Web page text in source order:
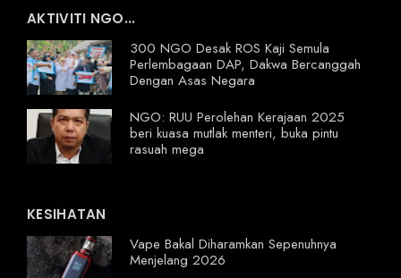
AKTIVITI NGO...
300 NGO Desak ROS Kaji Semula
Perlembagaan DAP, Dakwa Bercanggah
Dengan Asas Negara
NGO: RUU Perolehan Kerajaan 2025
beri kuasa mutlak menteri, buka pintu
rasuah mega
KESIHATAN
Vape Bakal Diharamkan Sepenuhnya
Menjelang 2026